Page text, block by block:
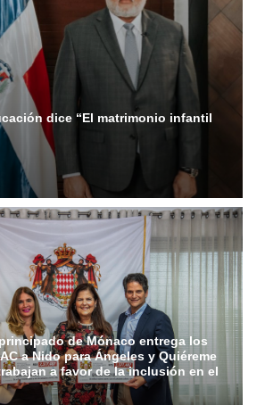
dice “El matrimonio infantil
de Mónaco entrega los
a Nido para Ángeles y Quiéreme
a favor de la inclusión en el